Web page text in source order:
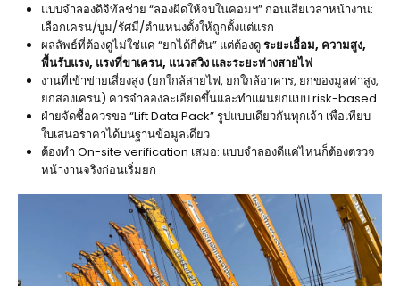
แบบจำลองดิจิทัลช่วย “ลองผิดให้จบในคอมฯ” ก่อนเสียเวลาหน้างาน:
เลือกเครน/บูม/รัศมี/ตำแหน่งตั้งให้ถูกตั้งแต่แรก
ผลลัพธ์ที่ต้องดูไม่ใช่แค่ “ยกได้กี่ตัน” แต่ต้องดูระยะเอื้อม, ความสูง,
พื้นรับแรง, แรงที่ขาเครน, แนวสวิง และระยะห่างสายไฟ
งานที่เข้าข่ายเสี่ยงสูง (ยกใกล้สายไฟ, ยกใกล้อาคาร, ยกของมูลค่าสูง,
ยกสองเครน) ควรจำลองละเอียดขึ้นและทำแผนยกแบบ risk-based
ฝ่ายจัดซื้อควรขอ “Lift Data Pack” รูปแบบเดียวกันทุกเจ้า เพื่อเทียบ
ใบเสนอราคาได้บนฐานข้อมูลเดียว
ต้องทำ On-site verification เสมอ: แบบจำลองดีแค่ไหนก็ต้องตรวจ
หน้างานจริงก่อนเริ่มยก